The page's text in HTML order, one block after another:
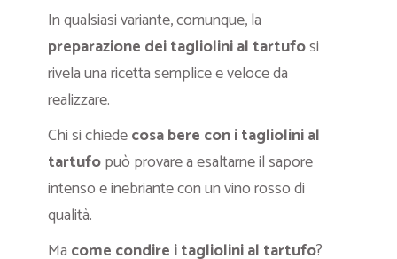
In qualsiasi variante, comunque, la
preparazione dei tagliolini al tartufosi
rivela una ricetta semplice e veloce da
realizzare.
Chi si chiedecosa bere con i tagliolini al
tartufopuò provare a esaltarne il sapore
intenso e inebriante con un vino rosso di
qualità.
Ma come condire i tagliolini al tartufo?